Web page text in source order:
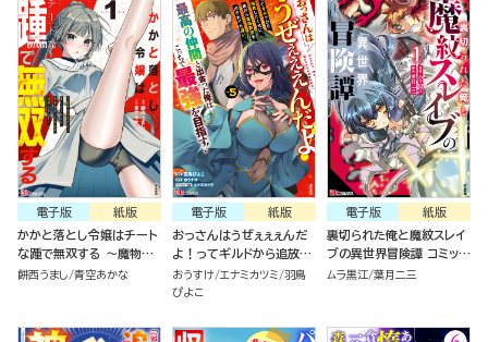
紙版
電子版
かかと落とし令嬢はチート
な踵で無双する ～魔物を
即死させて楽しんでいた
餅西うまし 青空あかな
紙版
電子版
おっさんはうぜぇぇぇんだ
よ！ってギルドから追放し
たくせに、後から復帰要請
を出されても遅い。最高の
で最強を目指す！ （5）
おうすけ エナミカツミ 羽鳥
ぴよこ
紙版
電子版
裏切られた俺と魔紋スレイ
ブの異世界冒険譚 コミック
版（1）
ムラ黒江 葉月二三